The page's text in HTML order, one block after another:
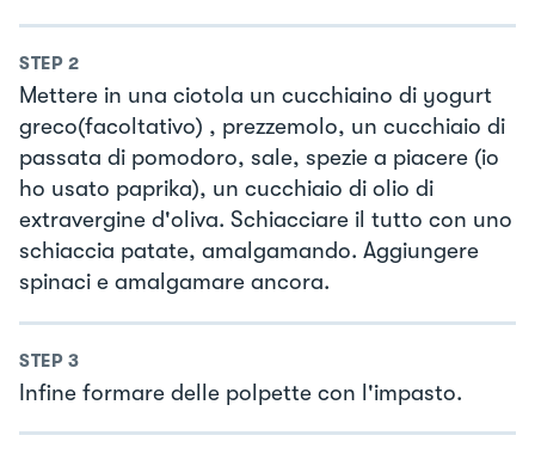
STEP 2
Mettere in una ciotola un cucchiaino di yogurt
greco(facoltativo) , prezzemolo, un cucchiaio di
passata di pomodoro, sale, spezie a piacere (io
ho usato paprika), un cucchiaio di olio di
extravergine d'oliva. Schiacciare il tutto con uno
schiaccia patate, amalgamando. Aggiungere
spinaci e amalgamare ancora.
STEP 3
Infine formare delle polpette con l'impasto.